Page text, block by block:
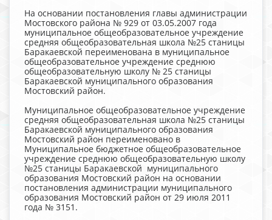
На основании постановления главы администрации
Мостовского района № 929 от 03.05.2007 года
муниципальное общеобразовательное учреждение
средняя общеобразовательная школа №25 станицы
Баракаевской переименована в муниципальное
общеобразовательное учреждение среднюю
общеобразовательную школу № 25 станицы
Баракаевской муниципального образования
Мостовский район.
Муниципальное общеобразовательное учреждение
средняя общеобразовательная школа №25 станицы
Баракаевской муниципального образования
Мостовский район переименовано в
Муниципальное бюджетное общеобразовательное
учреждение среднюю общеобразовательную школу
№25 станицы Баракаевской муниципального
образования Мостовский район на основании
постановления администрации муниципального
образования Мостовский район от 29 июля 2011
года № 3151.